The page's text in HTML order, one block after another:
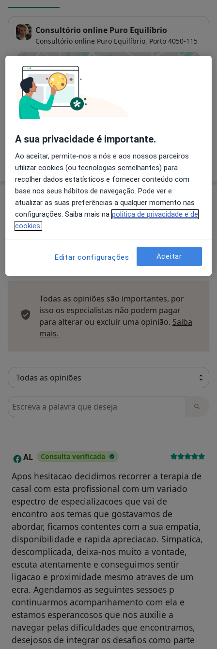
Consultório online Puro Equilíbrio
Consultório online Puro Equilíbrio, Porto 4050-115
Disponibilidade
Este especialista não disponibiliza reservas online
nesta morada
Mostrar mais detalhes
sobre o endereço
Opinioes
Todas as opiniões são importantes, por
isso os especialistas não podem pagar
para alterar ou excluir uma opinião. Saiba
mais.
Pesquisar em opiniões
A AL Consulta verificada
Apos hesitacao decidimos recorrer a terapia de
casal com esta profissional com um variado
espectro de especializacoes que vai de
encontro aos temas que gostavamos de
abordar, ficamos contentes com a sua empatia,
disponibilidade e rapida apreciacao. Simpatica,
descomplicada, deixa-nos muito a vontade,
escuta atentamente e conseguimos sentir
ligacao e proximidade mesmo atraves de um
ecra. Agendamos as seguintes sessoes p
continuarmos acompanhamento com ela e
estamos esperancosos que nos auxilie a
navegar pelas dificuldades que encontramos,
desejosos de integrar os desafios como parte
A sua privacidade é importante.
Ao aceitar, permite-nos a nós e aos nossos parceiros
utilizar cookies (ou tecnologias semelhantes) para
recolher dados estatísticos e fornecer conteúdo com
base nos seus hábitos de navegação. Pode ver e
atualizar as suas preferências a qualquer momento nas
configurações. Saiba mais na política de privacidade e de
cookies.
Editar configurações Aceitar